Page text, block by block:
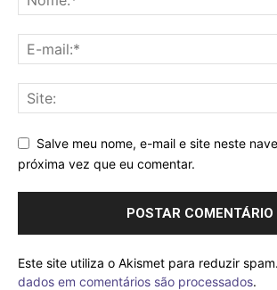
Salve meu nome, e-mail e site neste
próxima vez que eu comentar.
Este site utiliza o Akismet para reduzir spam.
dados em comentários são processados.